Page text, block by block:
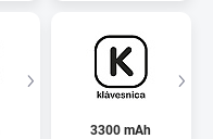
3300 mAh